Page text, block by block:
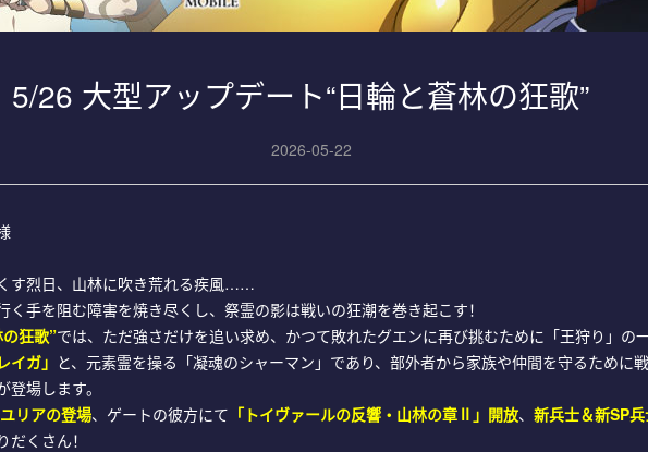
5/26 大型アップデート“日輪と蒼林の狂歌”
2026-05-22
す烈日、山林に吹き荒れる疾風……
く手を阻む障害を焼き尽くし、祭霊の影は戦いの狂潮を巻き起こす！
狂歌”では、ただ強さだけを追い求め、かつて敗れたグエンに再び挑むために「王狩り」の
イガ」 と、元素霊を操る「凝魂のシャーマン」であり、部外者から家族や仲間を守るために
登場します。
リアの登場、ゲートの彼方にて 「トイヴァールの反響・山林の章Ⅱ」開放、 新兵士＆新SP
だくさん！